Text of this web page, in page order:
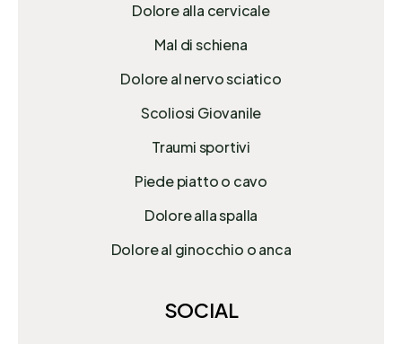
Dolore alla cervicale
Mal di schiena
Dolore al nervo sciatico
Scoliosi Giovanile
Traumi sportivi
Piede piatto o cavo
Dolore alla spalla
Dolore al ginocchio o anca
SOCIAL